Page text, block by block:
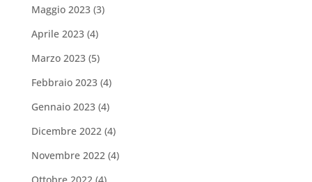
Maggio 2023(3)
Aprile 2023(4)
Marzo 2023(5)
Febbraio 2023(4)
Gennaio 2023(4)
Dicembre 2022(4)
Novembre 2022(4)